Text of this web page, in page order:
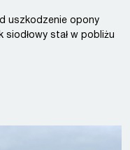
uszkodzenie opony
siodłowy stał w pobliżu